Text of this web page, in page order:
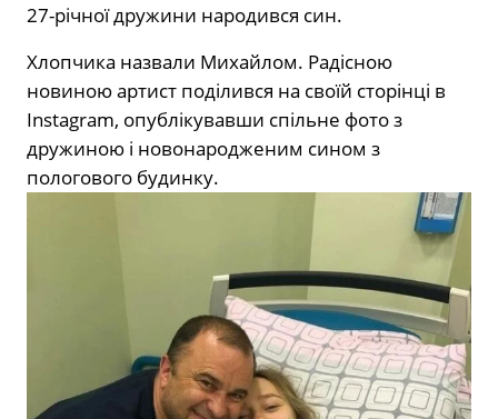
27-річної дружини народився син.
Хлопчика назвали Михайлом. Радісною
новиною артист поділився на своїй сторінці в
Instagram, опублікувавши спільне фото з
дружиною і новонародженим сином з
пологового будинку.